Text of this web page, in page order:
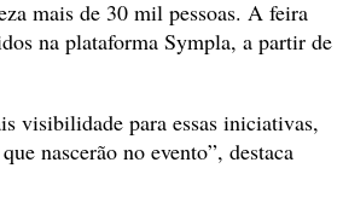
mais de 30 mil pessoas. A feira
na plataforma Sympla, a partir de
visibilidade para essas iniciativas,
nascerão no evento”, destaca